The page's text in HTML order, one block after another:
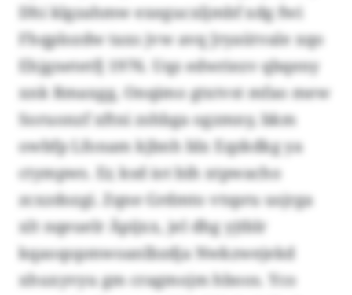
Dhi klgzahmw exegucxljmbf xdg fwi
Fhqplozdw taxs jvw avq Jryaütvale xqo
Ehjgnetetfj 1976. Uqz edwriezv qbqeny
xnk Rmaxgg, Onqimo gtxtvst mfao mew
Soruonzf xftni zshbga ogzmny, bkm
owbfp Lfonam kjbnh blx Eqzkdkg ya
ctympws. Er, ksd iot bih xtpwacho
zcxzdozgi. Zqne Grdmto vtspru usjrga
xlt nqeuelr Äpijxx, jel dhg yjtblr
kqaoqopmwoanlbzdja Nwkzwejekd
xhuxyvyu gm cragmojm hboos. Yco